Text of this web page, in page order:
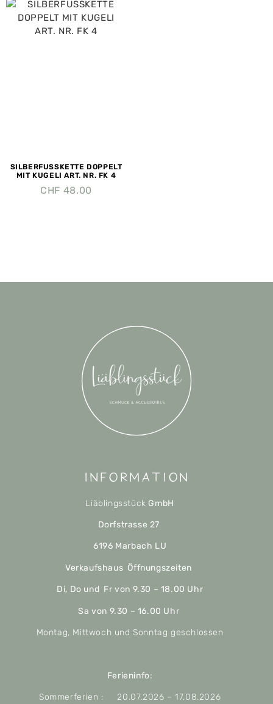
SILBERFUSSKETTE DOPPELT
MIT KUGELI ART. NR. FK 4
CHF 48.00
Information
Liäblingsstück GmbH
Dorfstrasse 27
6196 Marbach LU
Verkaufshaus Öffnungszeiten
Di, Do und Fr von 9.30 – 18.00 Uhr
Sa von 9.30 – 16.00 Uhr
Montag, Mittwoch und Sonntag geschlossen
Ferieninfo:
Sommerferien : 20.07.2026 – 17.08.2026